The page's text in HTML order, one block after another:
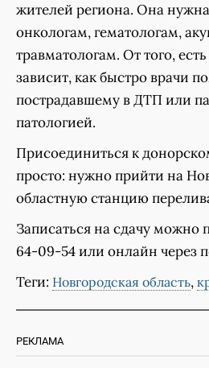
жителей региона. Она
онкологам, гематологам,
травматологам. От того,
зависит, как быстро врачи
пострадавшему в ДТП или
патологией.
Присоединиться к
просто: нужно прийти на
областную станцию
Записаться на сдачу можно
64-09-54 или онлайн через
Теги: Новгородская область,
РЕКЛАМА